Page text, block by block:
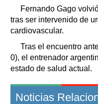
Fernando Gago
tras ser intervenido de
cardiovascular.
Tras el encuentro
0), el entrenador
estado de salud actual.
Noticias